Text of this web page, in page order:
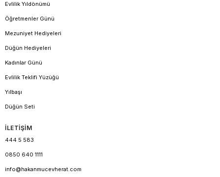
Evlilik Yıldönümü
Öğretmenler Günü
Mezuniyet Hediyeleri
Düğün Hediyeleri
Kadınlar Günü
Evlilik Teklifi Yüzüğü
Yılbaşı
Düğün Seti
İLETİŞİM
444 5 583
0850 640 1111
info@hakanmucevherat.com